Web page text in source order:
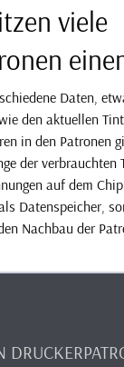
viele
Daten,
den aktuellen
in den Patronen
der verbrauchten
auf dem
Datenspeicher,
Nachbau der